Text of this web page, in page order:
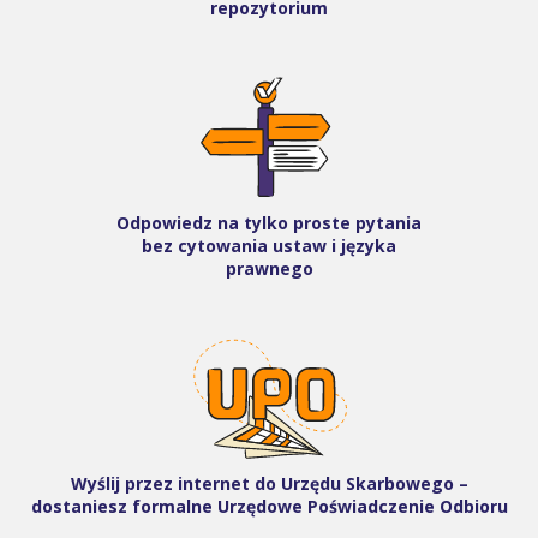
repozytorium
Odpowiedz na tylko proste pytania
bez cytowania ustaw i języka
prawnego
Wyślij przez internet do Urzędu Skarbowego –
dostaniesz formalne Urzędowe Poświadczenie Odbioru